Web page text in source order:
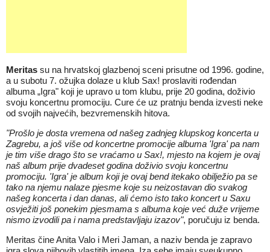
Meritas su na hrvatskoj glazbenoj sceni prisutne od 1996. godine,
a u subotu 7. ožujka dolaze u klub Sax! proslaviti rođendan
albuma „Igra" koji je upravo u tom klubu, prije 20 godina, doživio
svoju koncertnu promociju. Cure će uz pratnju benda izvesti neke
od svojih najvećih, bezvremenskih hitova.
"Prošlo je dosta vremena od našeg zadnjeg klupskog koncerta u
Zagrebu, a još više od koncertne promocije albuma 'Igra' pa nam
je tim više drago što se vraćamo u Sax!, mjesto na kojem je ovaj
naš album prije dvadeset godina doživio svoju koncertnu
promociju. 'Igra' je album koji je ovaj bend itekako obilježio pa se
tako na njemu nalaze pjesme koje su neizostavan dio svakog
našeg koncerta i dan danas, ali ćemo isto tako koncert u Saxu
osvježiti još ponekim pjesmama s albuma koje već duže vrijeme
nismo izvodili pa i nama predstavljaju izazov", poručuju iz benda.
Meritas čine Anita Valo i Meri Jaman, a naziv benda je zapravo